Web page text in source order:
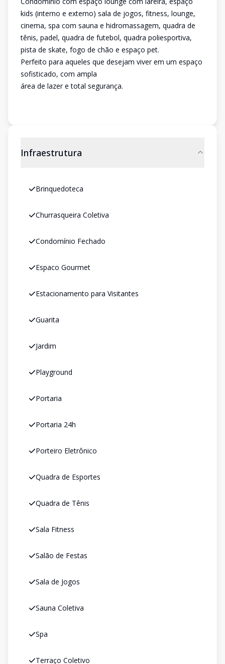
kids (interno e externo) sala de jogos, fitness, lounge,
cinema, spa com sauna e hidromassagem, quadra de
tênis, padel, quadra de futebol, quadra poliesportiva,
pista de skate, fogo de chão e espaço pet.
Perfeito para aqueles que desejam viver em um espaço
sofisticado, com ampla
área de lazer e total segurança.
Infraestrutura
Brinquedoteca
Churrasqueira Coletiva
Condomínio Fechado
Espaco Gourmet
Estacionamento para Visitantes
Guarita
Jardim
Playground
Portaria
Portaria 24h
Porteiro Eletrônico
Quadra de Esportes
Quadra de Tênis
Sala Fitness
Salão de Festas
Sala de Jogos
Sauna Coletiva
Spa
Terraço Coletivo